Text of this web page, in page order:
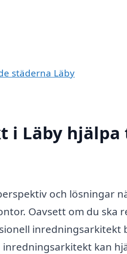
städerna Läby
i Läby
och lösningar
Oavsett om du ska
inredningsarkitekt
kan